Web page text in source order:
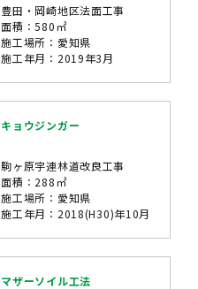
豊田・岡崎地区法面工事
面積：580㎡
施工場所：愛知県
施工年月：2019年3月
キョウジンガー
駒ヶ原宇連林道改良工事
面積：288㎡
施工場所：愛知県
施工年月：2018(H30)年10月
マザーソイル工法